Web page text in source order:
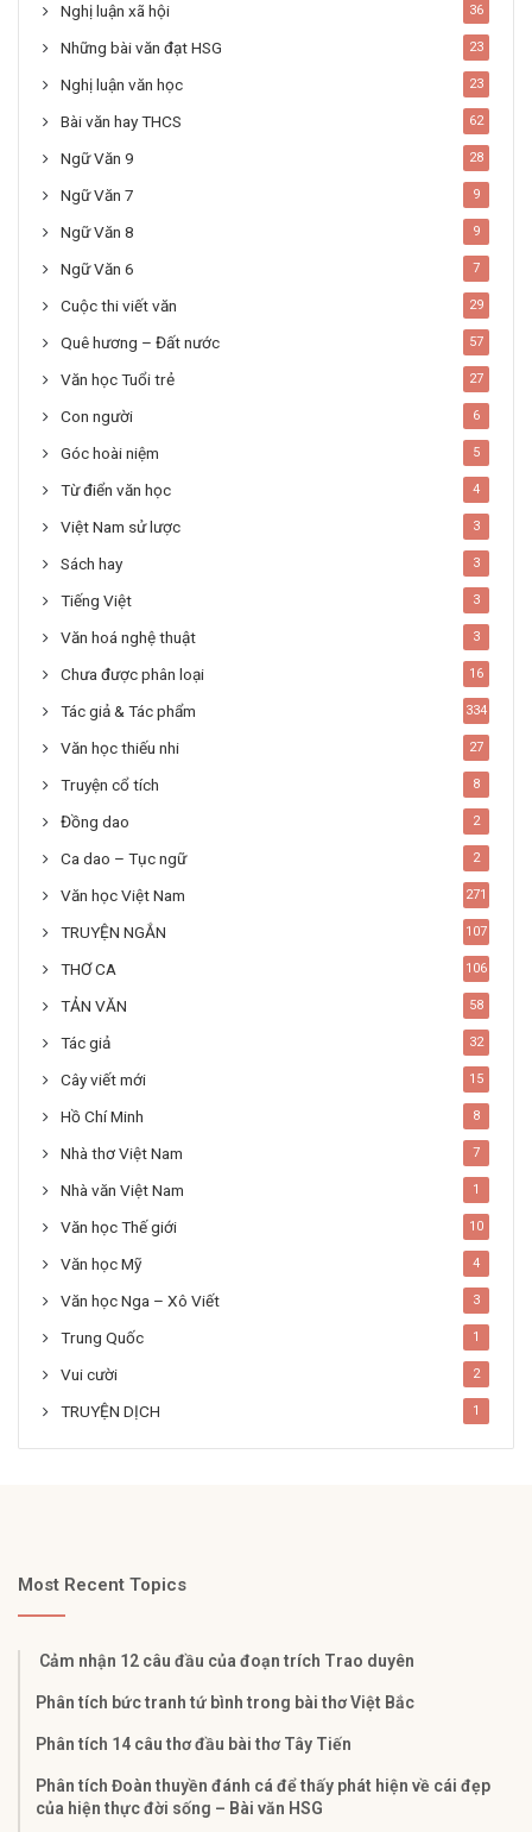
Nghị luận xã hội 36
Những bài văn đạt HSG 23
Nghị luận văn học 23
Bài văn hay THCS 62
Ngữ Văn 9 28
Ngữ Văn 7 9
Ngữ Văn 8 9
Ngữ Văn 6 7
Cuộc thi viết văn 29
Quê hương – Đất nước 57
Văn học Tuổi trẻ 27
Con người 6
Góc hoài niệm 5
Từ điển văn học 4
Việt Nam sử lược 3
Sách hay 3
Tiếng Việt 3
Văn hoá nghệ thuật 3
Chưa được phân loại 16
Tác giả & Tác phẩm 334
Văn học thiếu nhi 27
Truyện cổ tích 8
Đồng dao 2
Ca dao – Tục ngữ 2
Văn học Việt Nam 271
TRUYỆN NGẮN 107
THƠ CA 106
TẢN VĂN 58
Tác giả 32
Cây viết mới 15
Hồ Chí Minh 8
Nhà thơ Việt Nam 7
Nhà văn Việt Nam 1
Văn học Thế giới 10
Văn học Mỹ 4
Văn học Nga – Xô Viết 3
Trung Quốc 1
Vui cười 2
TRUYỆN DỊCH 1
Most Recent Topics
Cảm nhận 12 câu đầu của đoạn trích Trao duyên
Phân tích bức tranh tứ bình trong bài thơ Việt Bắc
Phân tích 14 câu thơ đầu bài thơ Tây Tiến
Phân tích Đoàn thuyền đánh cá để thấy phát hiện về cái đẹp
của hiện thực đời sống – Bài văn HSG